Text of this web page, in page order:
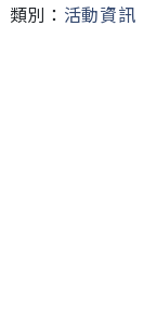
類別： 活動資訊